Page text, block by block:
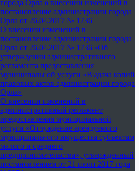
города Орла о внесении изменений в
постановление администрации города
Орла от 26.04.2017 № 1736
О внесении изменений в
постановление администрации города
Орла от 26.04.2017 № 1736 «Об
утверждении административного
регламента предоставления
муниципальной услуги «Выдача копий
правовых актов администрации города
Орла»
О внесении изменений в
административный регламент
предоставления муниципальной
услуги «Отчуждение арендуемого
муниципального имущества субъектам
малого и среднего
предпринимательства», утвержденный
постановлением от 21 июля 2017 года